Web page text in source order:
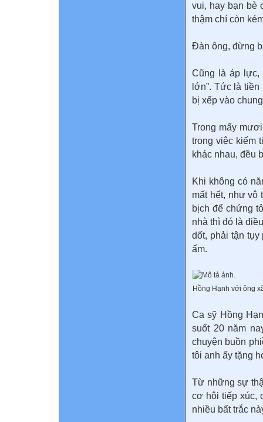
vui, hay bạn bè
thậm chí còn
Đàn ông, đừng
Cũng là áp lực,
lớn”. Tức là
bị xếp vào
Trong mấy
trong việc kiếm
khác nhau, đều
Khi không có
mất hết, như vô
bịch để chứng
nhà thì đó là
dốt, phải tận
ấm.
Hồng Hạnh với ông
Ca sỹ Hồng
suốt 20 năm
chuyện buồn
tôi anh ấy tặng
Từ những sự
cơ hội tiếp xúc,
nhiều bất trắc